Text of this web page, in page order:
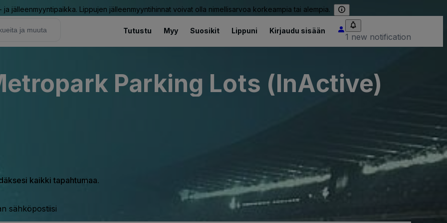
ja jälleenmyyntipaikka. Lippujen jälleenmyyntihinnat voivat olla nimellisarvoa korkeampia tai alempia.
Tutustu Myy Suosikit Lippuni Kirjaudu sisään
1 new notification
Parking Lots (InActive)
kaikki tapahtumaa.
sähköpostiisi